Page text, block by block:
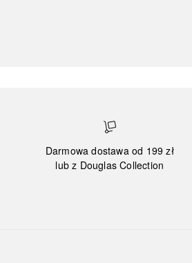
Darmowa dostawa od 199 zł
lub z Douglas Collection